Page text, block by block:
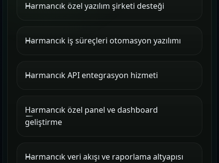
Harmancık özel yazılım şirketi desteği
Harmancık iş süreçleri otomasyon yazılımı
Harmancık API entegrasyon hizmeti
Harmancık özel panel ve dashboard
geliştirme
Harmancık veri akışı ve raporlama altyapısı